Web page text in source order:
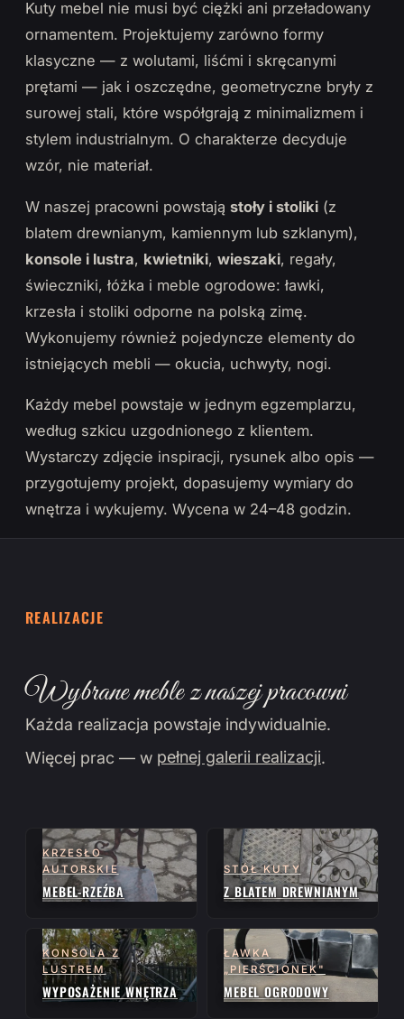
Kuty mebel nie musi być ciężki ani przeładowany
ornamentem. Projektujemy zarówno formy
klasyczne — z wolutami, liśćmi i skręcanymi
prętami — jak i oszczędne, geometryczne bryły z
surowej stali, które współgrają z minimalizmem i
stylem industrialnym. O charakterze decyduje
wzór, nie materiał.
W naszej pracowni powstają stoły i stoliki (z
blatem drewnianym, kamiennym lub szklanym),
konsole i lustra, kwietniki, wieszaki, regały,
świeczniki, łóżka i meble ogrodowe: ławki,
krzesła i stoliki odporne na polską zimę.
Wykonujemy również pojedyncze elementy do
istniejących mebli — okucia, uchwyty, nogi.
Każdy mebel powstaje w jednym egzemplarzu,
według szkicu uzgodnionego z klientem.
Wystarczy zdjęcie inspiracji, rysunek albo opis —
przygotujemy projekt, dopasujemy wymiary do
wnętrza i wykujemy. Wycena w 24–48 godzin.
REALIZACJE
Wybrane meble z naszej pracowni
Każda realizacja powstaje indywidualnie.
Więcej prac — w pełnej galerii realizacji.
KRZESŁO
AUTORSKIE
MEBEL-RZEŹBA
STÓŁ KUTY
Z BLATEM DREWNIANYM
KONSOLA Z
LUSTREM
WYPOSAŻENIE WNĘTRZA
ŁAWKA
„PIERŚCIONEK"
MEBEL OGRODOWY